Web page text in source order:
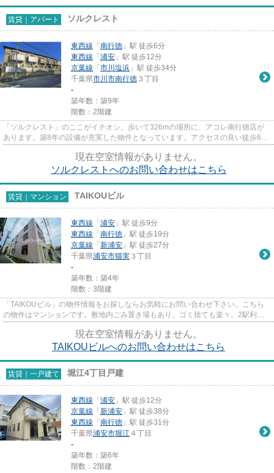
賃貸｜アパート ソルクレスト
東西線 「 南行徳 」駅 徒歩6分
東西線 「 浦安 」駅 徒歩12分
京葉線 「 市川塩浜 」駅 徒歩34分
千葉県市川市南行徳 ３丁目
-
築年数：築9年
階数：2階建
「ソルクレスト」のここがイチオシ。歩いて326mの場所に、アコレ南行徳店が
あります。築8年の設備が充実した物件となっています。アクセスの良い徒歩6分
現在空室情報がありません。
ソルクレストへのお問い合わせはこちら
賃貸｜マンション TAIKOUビル
東西線 「 浦安 」駅 徒歩9分
東西線 「 南行徳 」駅 徒歩19分
京葉線 「 新浦安 」駅 徒歩27分
千葉県浦安市猫実 ３丁目
-
築年数：築4年
階数：3階建
「TAIKOUビル」の物件情報をお探しならお気軽にお問い合わせ下さい。こちら
の物件はマンションです。敷地内ごみ置き場もあり、ゴミ捨ても楽々。2駅利用
現在空室情報がありません。
TAIKOUビルへのお問い合わせはこちら
賃貸｜一戸建て 堀江4丁目戸建
東西線 「 浦安 」駅 徒歩12分
京葉線 「 新浦安 」駅 徒歩38分
東西線 「 南行徳 」駅 徒歩31分
千葉県浦安市堀江 ４丁目
-
築年数：築6年
階数：2階建